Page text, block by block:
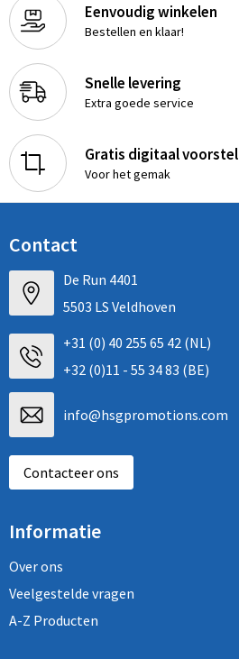
Eenvoudig winkelen
Bestellen en klaar!
Snelle levering
Extra goede service
Gratis digitaal voorstel
Voor het gemak
Contact
De Run 4401
5503 LS Veldhoven
+31 (0) 40 255 65 42 (NL)
+32 (0)11 - 55 34 83 (BE)
info@hsgpromotions.com
Contacteer ons
Informatie
Over ons
Veelgestelde vragen
A-Z Producten